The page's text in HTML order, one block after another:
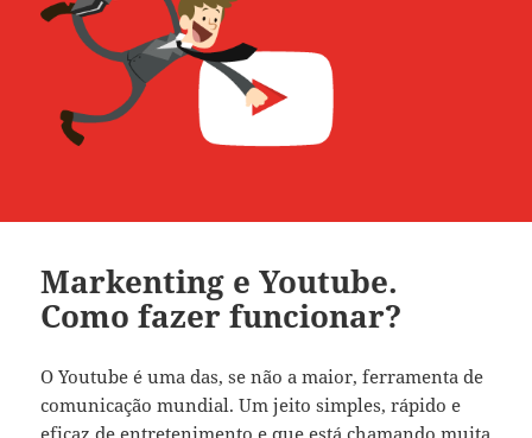
Markenting e Youtube.
Como fazer funcionar?
O Youtube é uma das, se não a maior, ferramenta de
comunicação mundial. Um jeito simples, rápido e